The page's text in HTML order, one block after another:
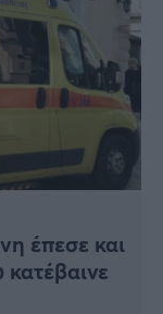
έπεσε και